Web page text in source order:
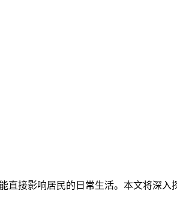
接影响居民的日常生活。本文将深